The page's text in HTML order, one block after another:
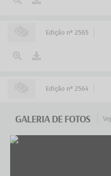
Detalhes
Edição nª 2565
Edição nª 2564
GALERIA DE FOTOS